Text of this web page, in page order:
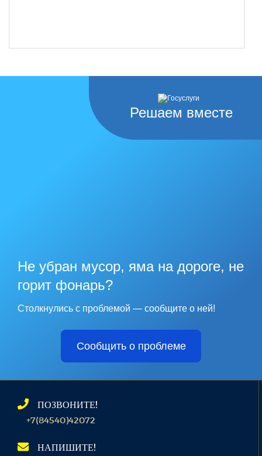
Решаем вместе
Не убран мусор, яма на дороге, не
горит фонарь?
Столкнулись с проблемой — сообщите о ней!
Сообщить о проблеме
ПОЗВОНИТЕ!
+7(84540)42072
НАПИШИТЕ!